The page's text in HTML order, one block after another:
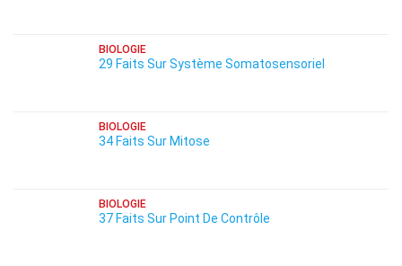
BIOLOGIE
29 Faits Sur Système Somatosensoriel
BIOLOGIE
34 Faits Sur Mitose
BIOLOGIE
37 Faits Sur Point De Contrôle